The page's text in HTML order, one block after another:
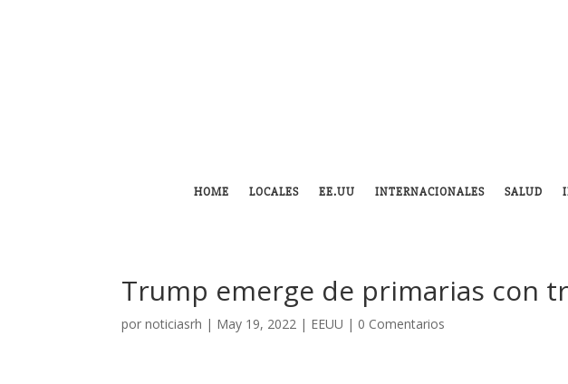
HOME LOCALES EE.UU INTERNACIONALES SALUD
Trump emerge de primarias con
pornoticiasrh | May 19, 2022 | EEUU | 0 Comentarios